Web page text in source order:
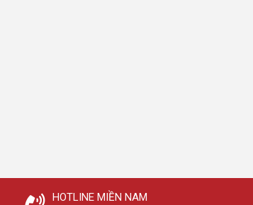
HOTLINE MIỀN NAM